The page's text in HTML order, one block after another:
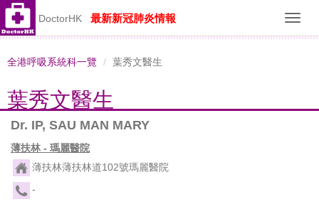
DoctorHK 最新新冠肺炎情報
全港呼吸系統科一覽 葉秀文醫生
葉秀文醫生
Dr. IP, SAU MAN MARY
薄扶林 - 瑪麗醫院
薄扶林薄扶林道102號瑪麗醫院
-